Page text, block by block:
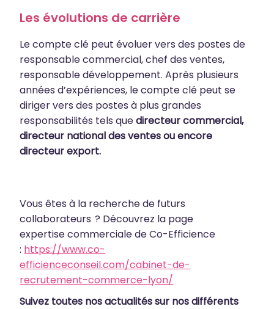
Les évolutions de carrière
Le compte clé peut évoluer vers des postes de
responsable commercial, chef des ventes,
responsable développement. Après plusieurs
années d’expériences, le compte clé peut se
diriger vers des postes à plus grandes
responsabilités tels quedirecteur commercial,
directeur national des ventes ou encore
directeur export.
Vous êtes à la recherche de futurs
collaborateurs ? Découvrez la page
expertise commerciale de Co-Efficience
: https://www.co-
efficienceconseil.com/cabinet-de-
recrutement-commerce-lyon/
Suivez toutes nos actualités sur nos différents